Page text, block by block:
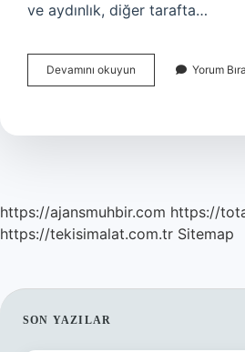
ve aydınlık, diğer tarafta…
Devamını okuyun
Ve
Kimlerdir
Yorum
https://ajansmuhbir.com https://
https://tekisimalat.com.tr Sitemap
SIDEBAR
SON YAZILAR